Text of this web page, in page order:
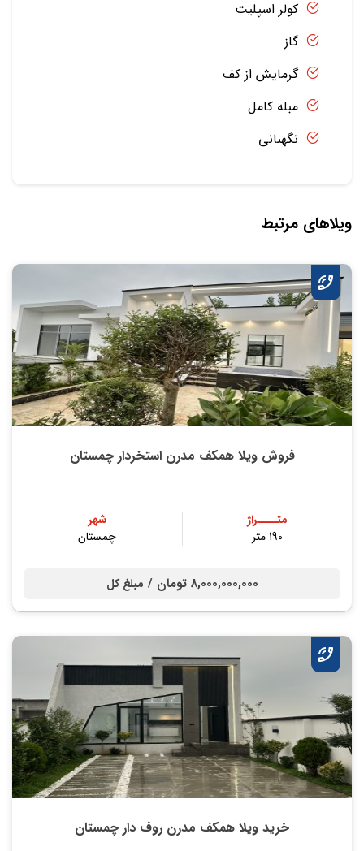
کولر اسپلیت
گاز
گرمایش از کف
مبله کامل
نگهبانی
ویلاهای مرتبط
فروش ویلا همکف مدرن استخردار چمستان
متــــراژ
190 متر
شهر
چمستان
8,000,000,000 تومان / مبلغ کل
خرید ویلا همکف مدرن روف دار چمستان